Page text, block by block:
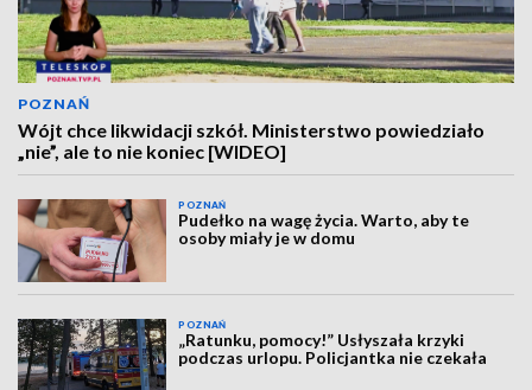
POZNAŃ
Wójt chce likwidacji szkół. Ministerstwo powiedziało
„nie”, ale to nie koniec [WIDEO]
POZNAŃ
Pudełko na wagę życia. Warto, aby te
osoby miały je w domu
POZNAŃ
„Ratunku, pomocy!” Usłyszała krzyki
podczas urlopu. Policjantka nie czekała